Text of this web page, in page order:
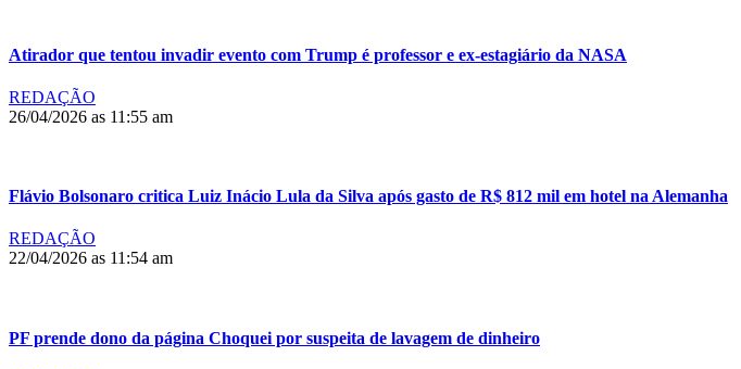
Atirador que tentou invadir evento com Trump é professor e ex-estagiário da NASA
REDAÇÃO
26/04/2026 as 11:55 am
Flávio Bolsonaro critica Luiz Inácio Lula da Silva após gasto de R$ 812 mil em hotel na Alemanha
REDAÇÃO
22/04/2026 as 11:54 am
PF prende dono da página Choquei por suspeita de lavagem de dinheiro